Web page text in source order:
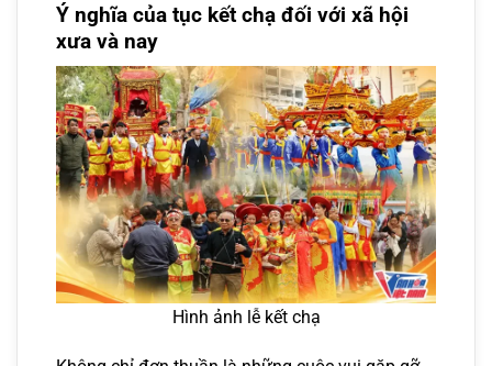
Ý nghĩa của tục kết chạ đối với xã hội
xưa và nay
Hình ảnh lễ kết chạ